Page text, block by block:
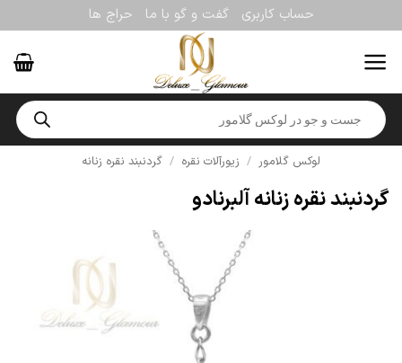
to
content
حساب کاربری گفت و گو با ما حراج ها
Products
search
لوکس گلامور / زیورآلات نقره / گردنبند نقره زنانه
گردنبند نقره زنانه آلبرنادو